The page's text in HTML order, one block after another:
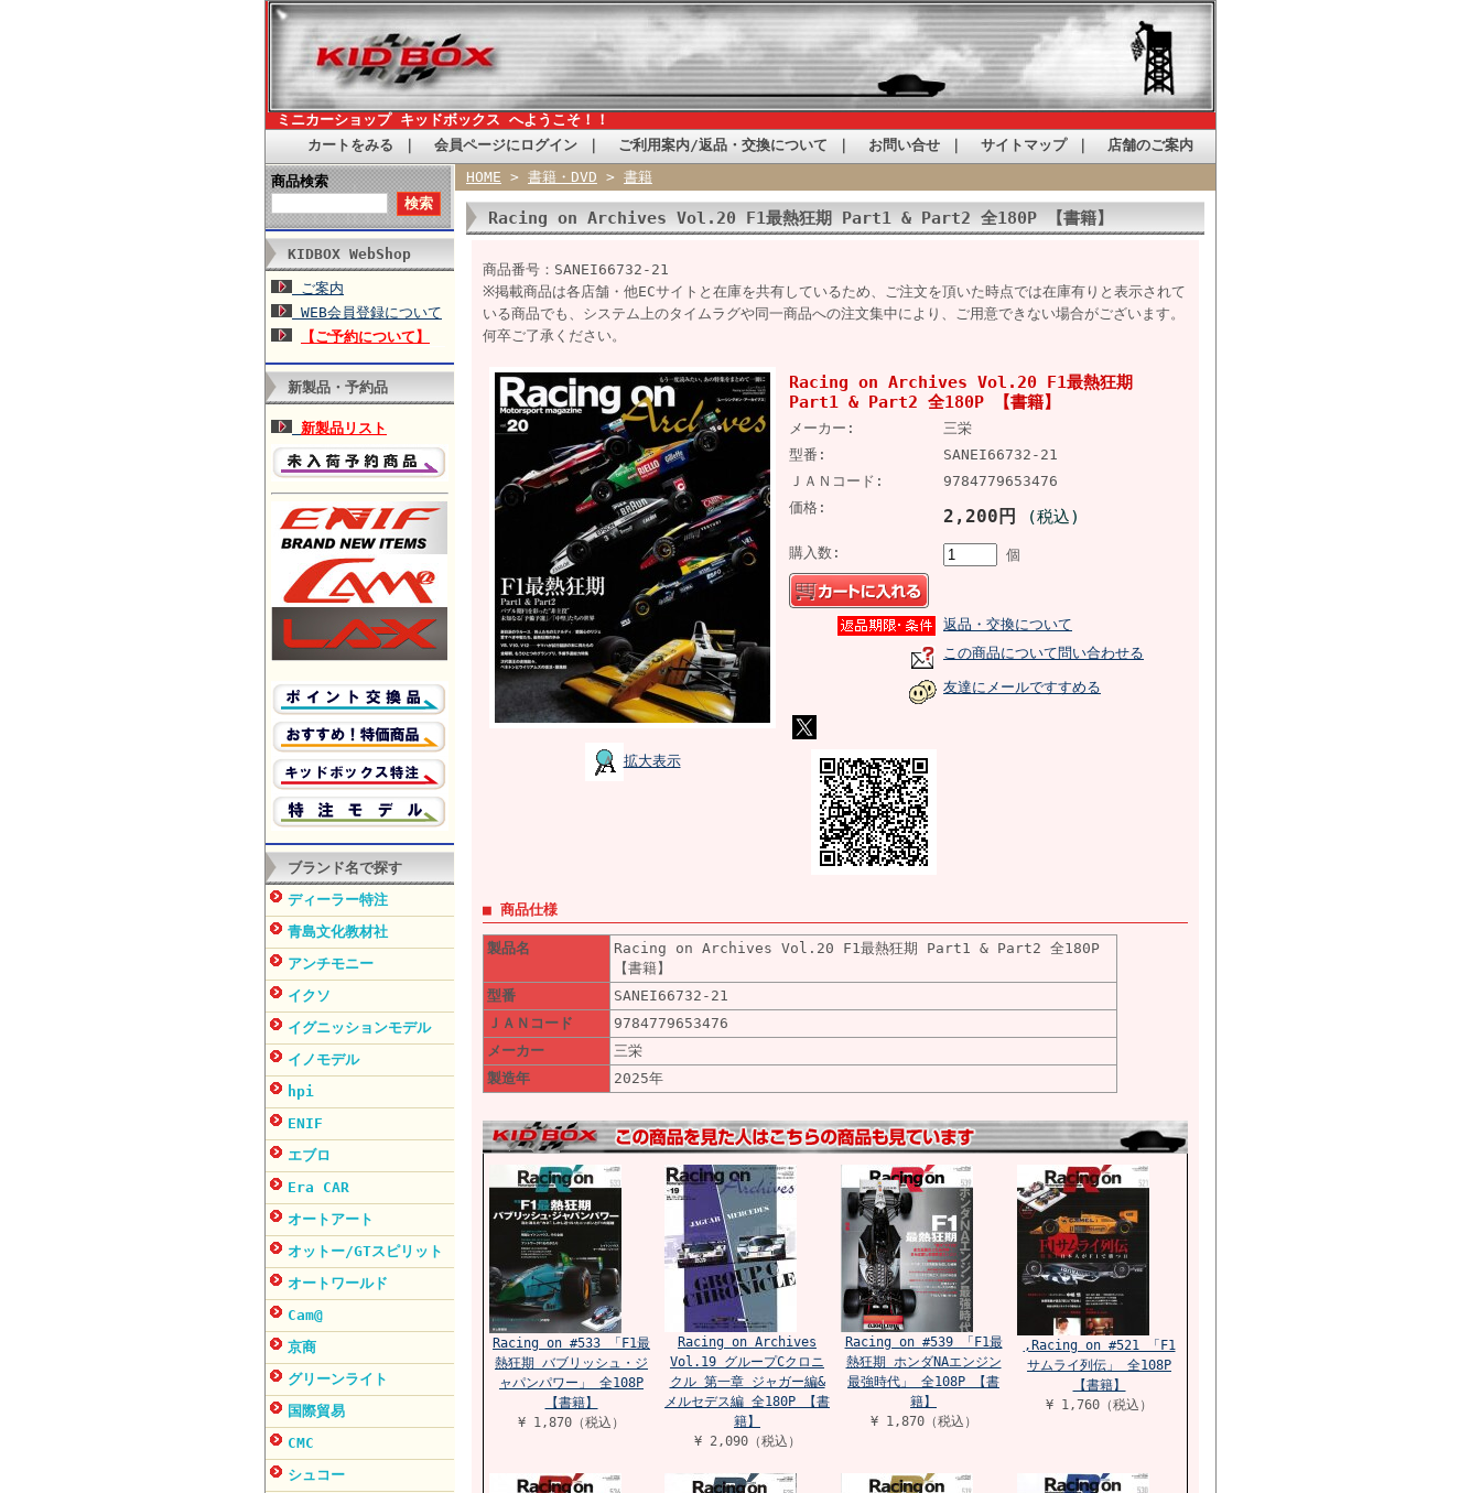
ミニカーショップ キッドボックス へようこそ！！
カートをみる
会員ページにログイン ご利用案内/返品・交換について お問い合せ サイトマップ｜ 店舗のご案内
商品検索
KIDBOX WebShop
ご案内
WEB会員登録について
【ご予約について】
新製品・予約品
新製品リスト
ブランド名で探す
ディーラー特注
青島文化教材社
アンチモニー
イクソ
イグニッションモデル
イノモデル
hpi
ENIF
エブロ
Era CAR
オートアート
オットー/GTスピリット
オートワールド
Cam@
京商
グリーンライト
国際貿易
CMC
シュコー
HOME > 書籍・DVD > 書籍
Racing on Archives Vol.20 F1最熱狂期 Part1 & Part2 全180P 【書籍】
商品番号：SANEI66732-21
※掲載商品は各店舗・他ECサイトと在庫を共有しているため、ご注文を頂いた時点では在庫有りと表示されて
いる商品でも、システム上のタイムラグや同一商品への注文集中により、ご用意できない場合がございます。
何卒ご了承ください。
拡大表示
Racing on Archives Vol.20 F1最熱狂期
Part1 & Part2 全180P 【書籍】
メーカー:
三栄
型番:
SANEI66732-21
ＪＡＮコード:
9784779653476
価格:
2,200円 (税込)
購入数: 個
返品・交換について
この商品について問い合わせる
友達にメールですすめる
■ 商品仕様
製品名
Racing on Archives Vol.20 F1最熱狂期 Part1 & Part2 全180P
【書籍】
型番
SANEI66732-21
ＪＡＮコード
9784779653476
メーカー
三栄
製造年
2025年
Racing on #533 「F1最
熱狂期 バブリッシュ・ジ
ャパンパワー」 全108P
【書籍】
¥ 1,870（税込）
Racing on Archives
Vol.19 グループCクロニ
クル 第一章 ジャガー編&
メルセデス編 全180P 【書
籍】
¥ 2,090（税込）
Racing on #539 「F1最
熱狂期 ホンダNAエンジン
最強時代」 全108P 【書
籍】
¥ 1,870（税込）
,Racing on #521 「F1
サムライ列伝」 全108P
【書籍】
¥ 1,760（税込）